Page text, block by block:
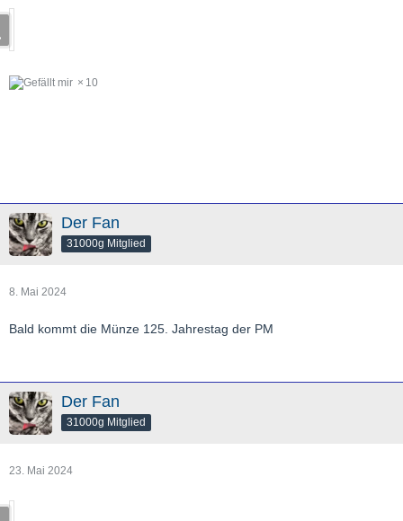
10
Der Fan
31000g Mitglied
8. Mai 2024
Bald kommt die Münze 125. Jahrestag der PM
Der Fan
31000g Mitglied
23. Mai 2024